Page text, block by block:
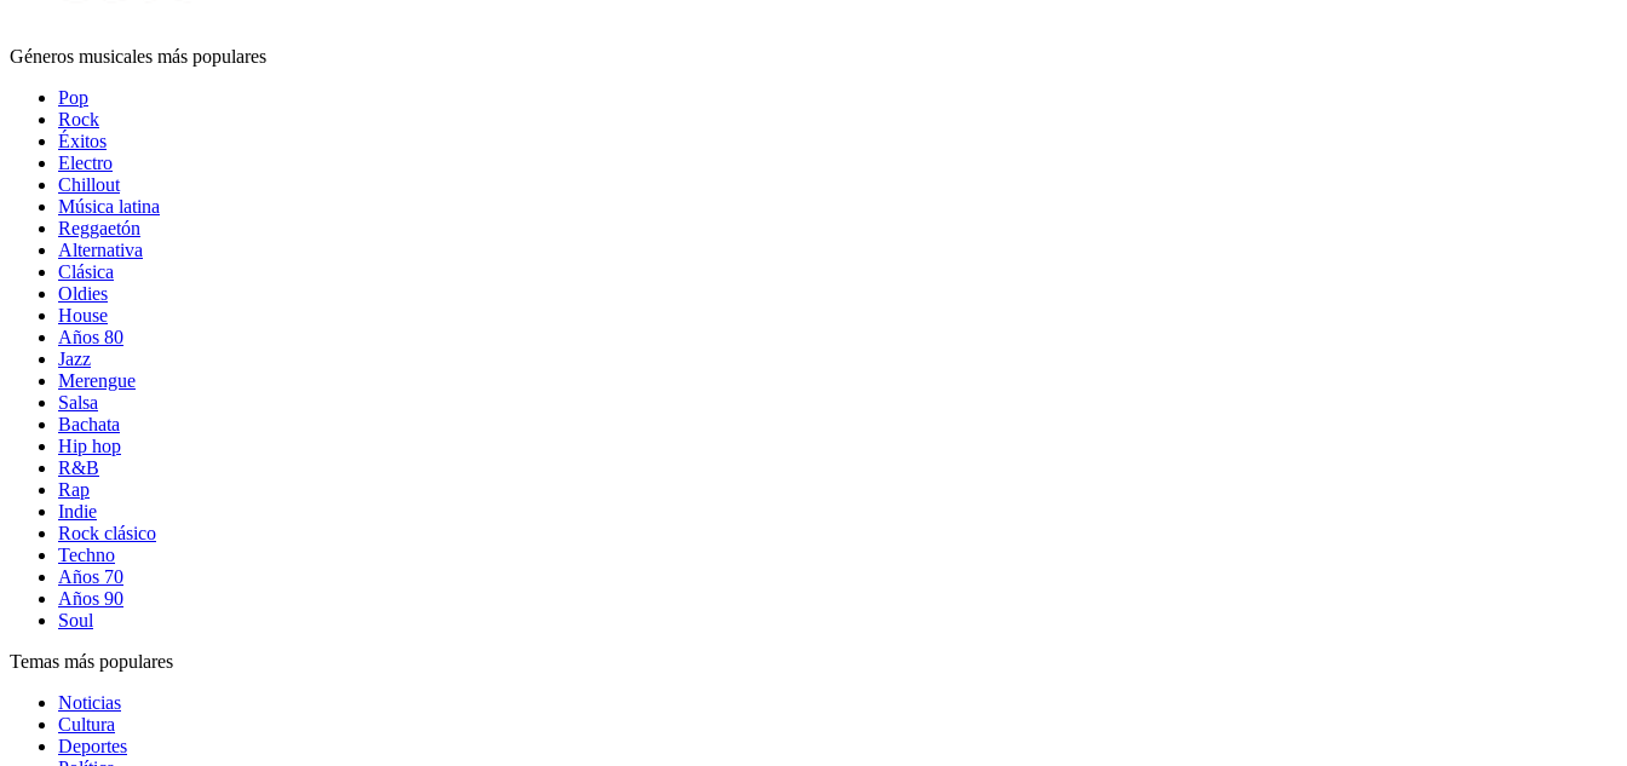
Géneros musicales más populares
Pop
Rock
Éxitos
Electro
Chillout
Música latina
Reggaetón
Alternativa
Clásica
Oldies
House
Años 80
Jazz
Merengue
Salsa
Bachata
Hip hop
R&B
Rap
Indie
Rock clásico
Techno
Años 70
Años 90
Soul
Temas más populares
Noticias
Cultura
Deportes